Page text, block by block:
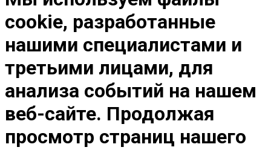
cookie, разработанные
нашими специалистами и
третьими лицами, для
анализа событий на нашем
веб-сайте. Продолжая
просмотр страниц нашего